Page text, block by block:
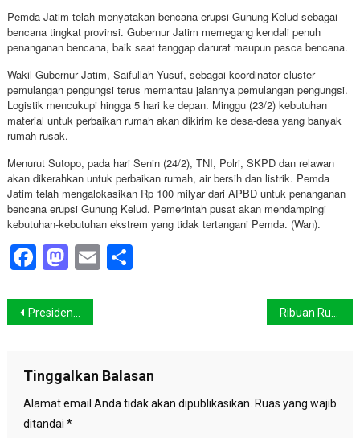
Pemda Jatim telah menyatakan bencana erupsi Gunung Kelud sebagai
bencana tingkat provinsi. Gubernur Jatim memegang kendali penuh
penanganan bencana, baik saat tanggap darurat maupun pasca bencana.
Wakil Gubernur Jatim, Saifullah Yusuf, sebagai koordinator cluster
pemulangan pengungsi terus memantau jalannya pemulangan pengungsi.
Logistik mencukupi hingga 5 hari ke depan. Minggu (23/2) kebutuhan
material untuk perbaikan rumah akan dikirim ke desa-desa yang banyak
rumah rusak.
Menurut Sutopo, pada hari Senin (24/2), TNI, Polri, SKPD dan relawan
akan dikerahkan untuk perbaikan rumah, air bersih dan listrik. Pemda
Jatim telah mengalokasikan Rp 100 milyar dari APBD untuk penanganan
bencana erupsi Gunung Kelud. Pemerintah pusat akan mendampingi
kebutuhan-kebutuhan ekstrem yang tidak tertangani Pemda. (Wan).
Facebook
Mastodon
EmailShare
Navigasi
Presiden SBY Apresiasi Produksi Padi Sulawesi Selatan
Tinggalkan Balasan
Alamat email Anda tidak akan dipublikasikan. Ruas yang wajib
ditandai *